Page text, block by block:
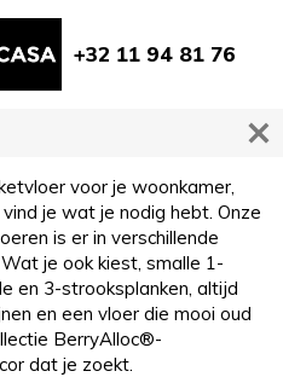
+32 11 94 81 76
voor je woonkamer,
je wat je nodig hebt. Onze
is er in verschillende
je ook kiest, smalle 1-
en 3-strooksplanken, altijd
en een vloer die mooi oud
BerryAlloc®-
dat je zoekt.